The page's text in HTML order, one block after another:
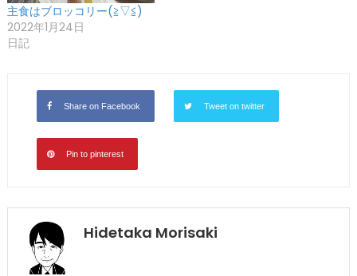
主食はブロッコリー(≧▽≦)
2022年1月24日
日記
Share on Facebook Tweet on twitter
Pin to pinterest
Hidetaka Morisaki